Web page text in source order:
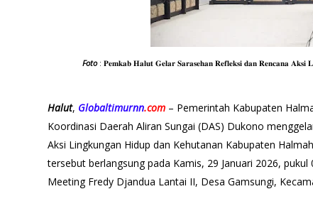
Foto: 𝐏𝐞𝐦𝐤𝐚𝐛 𝐇𝐚𝐥𝐮𝐭 𝐆𝐞𝐥𝐚𝐫 𝐒𝐚𝐫𝐚𝐬𝐞𝐡𝐚𝐧 𝐑𝐞𝐟𝐥𝐞𝐤𝐬𝐢 𝐝𝐚𝐧 𝐑𝐞𝐧𝐜𝐚𝐧𝐚
Halut, Globaltimurnn.com – Pemerintah Kabupaten
Koordinasi Daerah Aliran Sungai (DAS) Dukono
Aksi Lingkungan Hidup dan Kehutanan Kabupaten
tersebut berlangsung pada Kamis, 29 Januari 2026,
Meeting Fredy Djandua Lantai II, Desa Gamsungi,